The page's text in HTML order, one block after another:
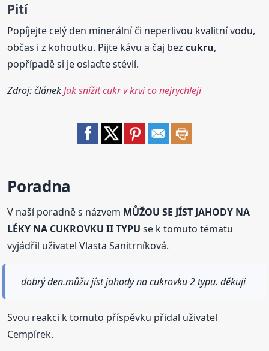
Pití
Popíjejte celý den minerální či neperlivou kvalitní vodu,
občas i z kohoutku. Pijte kávu a čaj bezcukru,
popřípadě si je oslaďte stévií.
Zdroj: článekJak snížit cukr v krvi co nejrychleji
Poradna
V naší poradně s názvem MŮŽOU SE JÍST JAHODY NA
LÉKY NA CUKROVKU II TYPU se k tomuto tématu
vyjádřil uživatel Vlasta Sanitrníková.
dobrý den.můžu jíst jahody na cukrovku 2 typu. děkuji
Svou reakci k tomuto příspěvku přidal uživatel
Cempírek.